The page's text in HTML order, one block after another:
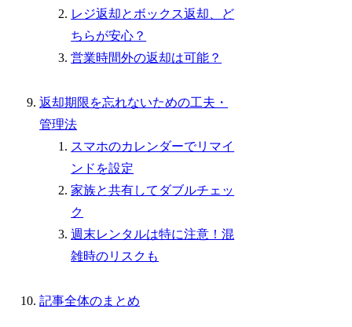
レジ返却とボックス返却、ど
ちらが安心？
営業時間外の返却は可能？
返却期限を忘れないための工夫・
管理法
スマホのカレンダーでリマイ
ンドを設定
家族と共有してダブルチェッ
ク
週末レンタルは特に注意！混
雑時のリスクも
記事全体のまとめ